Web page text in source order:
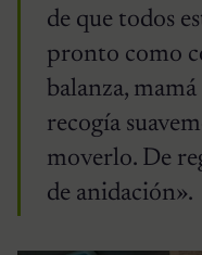
de que todos
pronto como
balanza,
recogía
moverlo. De
de anidación».